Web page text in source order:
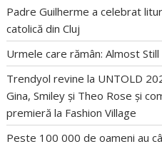
Padre Guilherme a celebrat
catolică din Cluj
Urmele care rămân: Almost Still
Trendyol revine la UNTOLD
Gina, Smiley și Theo Rose și
premieră la Fashion Village
Peste 100 000 de oameni au